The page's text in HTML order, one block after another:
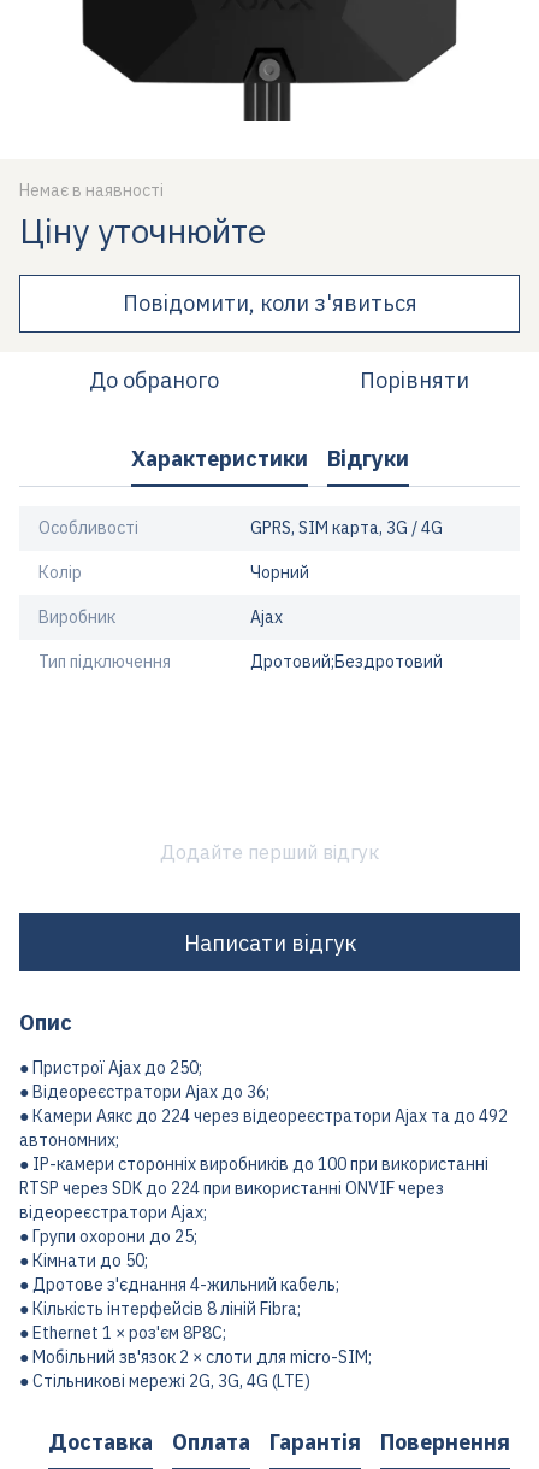
Немає в наявності
Ціну уточнюйте
Повідомити, коли з'явиться
До обраного Порівняти
Характеристики Відгуки
Особливості GPRS, SIM карта, 3G / 4G
Колір Чорний
Виробник Ajax
Тип підключення Дротовий;Бездротовий
Додайте перший відгук
Написати відгук
Опис
● Пристрої Ajax до 250;
● Відеореєстратори Ajax до 36;
● Камери Аякс до 224 через відеореєстратори Ajax та до 492
автономних;
● IP-камери сторонніх виробників до 100 при використанні
RTSP через SDK до 224 при використанні ONVIF через
відеореєстратори Ajax;
● Групи охорони до 25;
● Кімнати до 50;
● Дротове з'єднання 4-жильний кабель;
● Кількість інтерфейсів 8 ліній Fibra;
● Ethernet 1 × роз'єм 8P8C;
● Мобільний зв'язок 2 × слоти для micro-SIM;
● Стільникові мережі 2G, 3G, 4G (LTE)
Доставка Оплата Гарантія Повернення